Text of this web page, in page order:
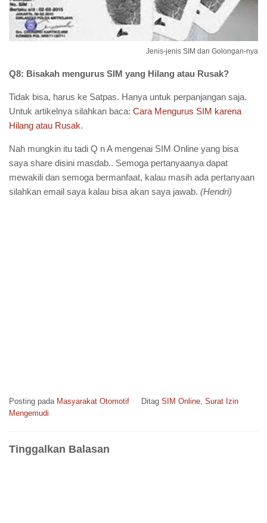
Jenis-jenis SIM dan Golongan-nya
Q8: Bisakah mengurus SIM yang Hilang atau Rusak?
Tidak bisa, harus ke Satpas. Hanya untuk perpanjangan saja.
Untuk artikelnya silahkan baca: Cara Mengurus SIM karena
Hilang atau Rusak.
Nah mungkin itu tadi Q n A mengenai SIM Online yang bisa
saya share disini masdab.. Semoga pertanyaanya dapat
mewakili dan semoga bermanfaat, kalau masih ada pertanyaan
silahkan email saya kalau bisa akan saya jawab. (Hendri)
Posting pada Masyarakat Otomotif Ditag SIM Online, Surat Izin
Mengemudi
Tinggalkan Balasan